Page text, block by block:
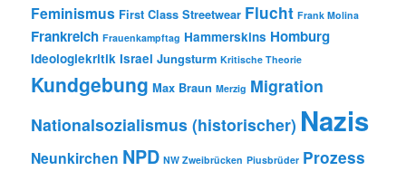
Feminismus First Class Streetwear Flucht Frank Molina
Frankreich Frauenkampftag Hammerskins Homburg
Ideologiekritik Israel Jungsturm Kritische Theorie
Kundgebung Max Braun Merzig Migration
Nationalsozialismus (historischer) Nazis
Neunkirchen NPD NW Zweibrücken Piusbrüder Prozess